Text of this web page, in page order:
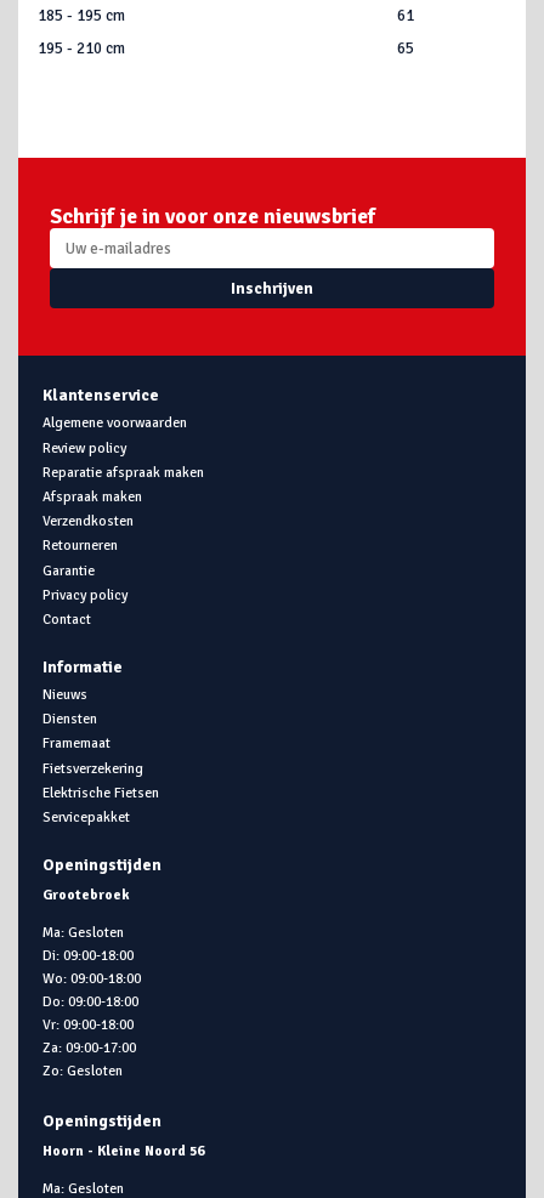
185 - 195 cm
61
195 - 210 cm
65
Schrijf je in voor onze nieuwsbrief
Inschrijven
Klantenservice
Algemene voorwaarden
Review policy
Reparatie afspraak maken
Afspraak maken
Verzendkosten
Retourneren
Garantie
Privacy policy
Contact
Informatie
Nieuws
Diensten
Framemaat
Fietsverzekering
Elektrische Fietsen
Servicepakket
Openingstijden
Grootebroek
Ma: Gesloten
Di: 09:00-18:00
Wo: 09:00-18:00
Do: 09:00-18:00
Vr: 09:00-18:00
Za: 09:00-17:00
Zo: Gesloten
Openingstijden
Hoorn - Kleine Noord 56
Ma: Gesloten